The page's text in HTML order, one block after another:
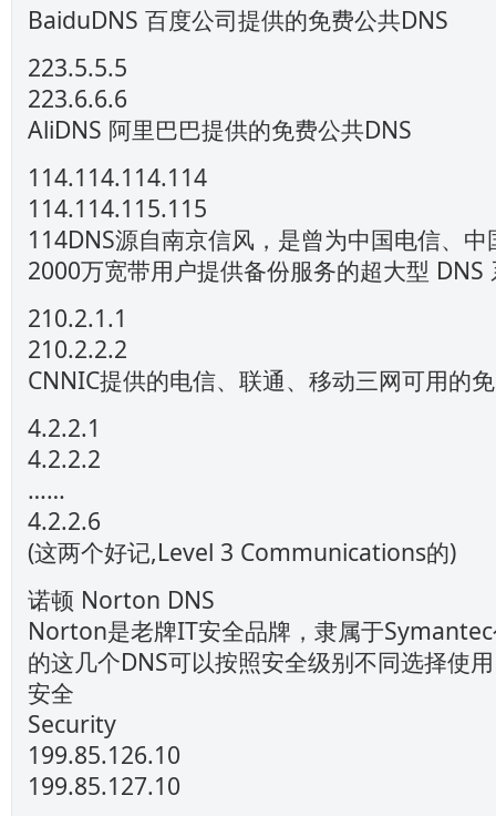
BaiduDNS 百度公司提供的免费公共DNS
223.5.5.5
223.6.6.6
AliDNS 阿里巴巴提供的免费公共DNS
114.114.114.114
114.114.115.115
114DNS源自南京信风，是曾为中国电信、
2000万宽带用户提供备份服务的超大型 DNS
210.2.1.1
210.2.2.2
CNNIC提供的电信、联通、移动三网可用的
4.2.2.1
4.2.2.2
……
4.2.2.6
(这两个好记,Level 3 Communications的)
诺顿 Norton DNS
Norton是老牌IT安全品牌，隶属于
的这几个DNS可以按照安全级别不同选择使
安全
Security
199.85.126.10
199.85.127.10